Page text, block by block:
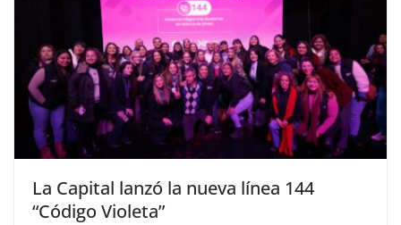
La Capital lanzó la nueva línea 144
“Código Violeta”